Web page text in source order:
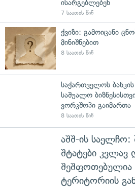
ისარგებლებენ
7 საათის წინ
ქვიზი: გამოიცანი
მინიშნებით
8 საათის წინ
საქართველოს
საშუალო
ვორკშოპი გაიმართა
8 საათის წინ
აშშ-ის
შტატები კვლავ
ტერიტორიის